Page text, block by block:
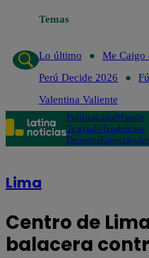
Temas
Lo último
Me Caigo
Perú Decide 2026
Valentina Valiente
PolíticaLimaMundo
Te ayudoTendencias
Deportes
Lima
Centro de
balacera